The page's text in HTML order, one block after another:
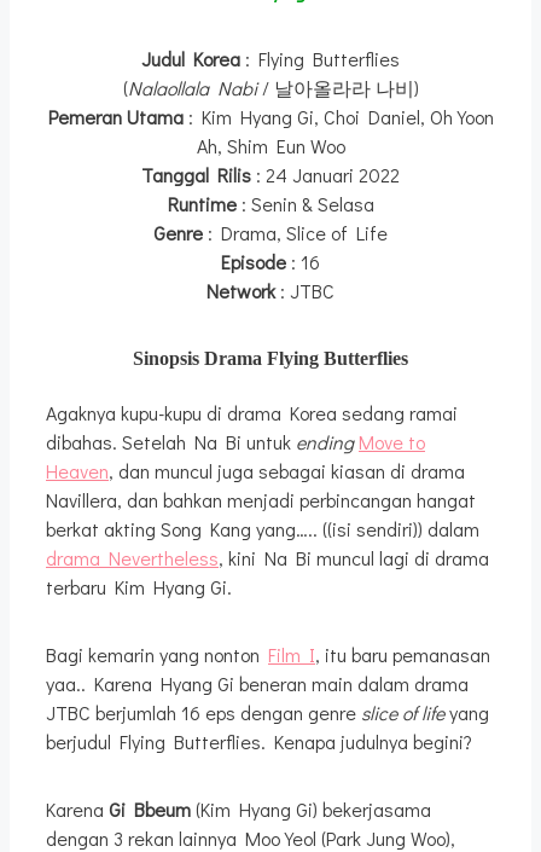
Judul Korea : Flying Butterflies
(Nalaollala Nabi/ 날아올라라 나비)
Pemeran Utama : Kim Hyang Gi, Choi Daniel, Oh Yoon
Ah, Shim Eun Woo
Tanggal Rilis : 24 Januari 2022
Runtime : Senin & Selasa
Genre : Drama, Slice of Life
Episode : 16
Network: JTBC
Sinopsis Drama Flying Butterflies
Agaknya kupu-kupu di drama Korea sedang ramai
dibahas. Setelah Na Bi untuk endingMove to
Heaven, dan muncul juga sebagai kiasan di drama
Navillera, dan bahkan menjadi perbincangan hangat
berkat akting Song Kang yang….. ((isi sendiri)) dalam
drama Nevertheless, kini Na Bi muncul lagi di drama
terbaru Kim Hyang Gi.
Bagi kemarin yang nonton Film I, itu baru pemanasan
yaa.. Karena Hyang Gi beneran main dalam drama
JTBC berjumlah 16 eps dengan genre slice of lifeyang
berjudul Flying Butterflies. Kenapa judulnya begini?
Karena Gi Bbeum(Kim Hyang Gi) bekerjasama
dengan 3 rekan lainnya Moo Yeol (Park Jung Woo),